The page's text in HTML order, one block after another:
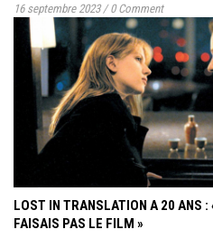
16 septembre 2023 / 0 Comment
LOST IN TRANSLATION A 20 ANS :
FAISAIS PAS LE FILM »